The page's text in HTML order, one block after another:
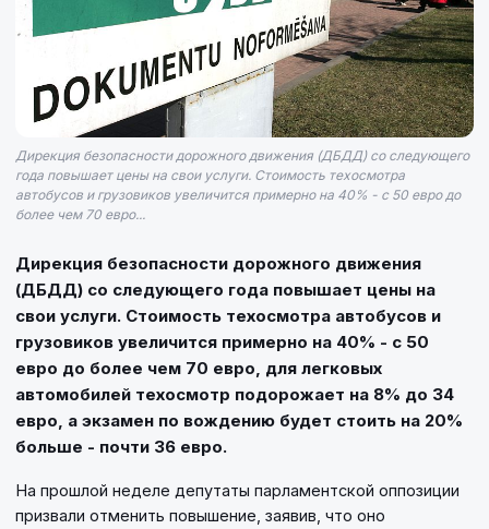
Дирекция безопасности дорожного движения (ДБДД) со следующего
года повышает цены на свои услуги. Стоимость техосмотра
автобусов и грузовиков увеличится примерно на 40% - с 50 евро до
более чем 70 евро...
Дирекция безопасности дорожного движения
(ДБДД) со следующего года повышает цены на
свои услуги. Стоимость техосмотра автобусов и
грузовиков увеличится примерно на 40% - с 50
евро до более чем 70 евро, для легковых
автомобилей техосмотр подорожает на 8% до 34
евро, а экзамен по вождению будет стоить на 20%
больше - почти 36 евро.
На прошлой неделе депутаты парламентской оппозиции
призвали отменить повышение, заявив, что оно